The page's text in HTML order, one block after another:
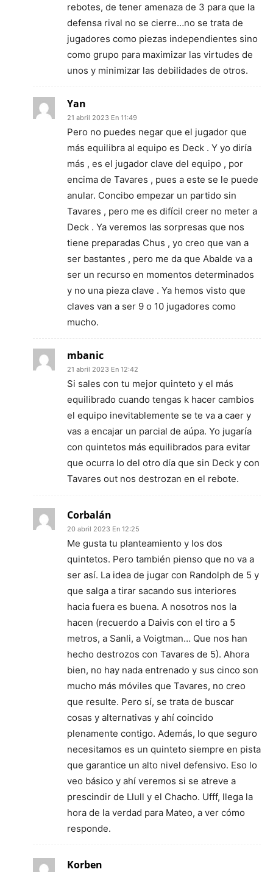
rebotes, de tener amenaza de 3 para que la
defensa rival no se cierre…no se trata de
jugadores como piezas independientes sino
como grupo para maximizar las virtudes de
unos y minimizar las debilidades de otros.
Yan
21 abril 2023 En 11:49
Pero no puedes negar que el jugador que
más equilibra al equipo es Deck . Y yo diría
más , es el jugador clave del equipo , por
encima de Tavares , pues a este se le puede
anular. Concibo empezar un partido sin
Tavares , pero me es difícil creer no meter a
Deck . Ya veremos las sorpresas que nos
tiene preparadas Chus , yo creo que van a
ser bastantes , pero me da que Abalde va a
ser un recurso en momentos determinados
y no una pieza clave . Ya hemos visto que
claves van a ser 9 o 10 jugadores como
mucho.
mbanic
21 abril 2023 En 12:42
Si sales con tu mejor quinteto y el más
equilibrado cuando tengas k hacer cambios
el equipo inevitablemente se te va a caer y
vas a encajar un parcial de aúpa. Yo jugaría
con quintetos más equilibrados para evitar
que ocurra lo del otro día que sin Deck y con
Tavares out nos destrozan en el rebote.
Corbalán
20 abril 2023 En 12:25
Me gusta tu planteamiento y los dos
quintetos. Pero también pienso que no va a
ser así. La idea de jugar con Randolph de 5 y
que salga a tirar sacando sus interiores
hacia fuera es buena. A nosotros nos la
hacen (recuerdo a Daivis con el tiro a 5
metros, a Sanli, a Voigtman… Que nos han
hecho destrozos con Tavares de 5). Ahora
bien, no hay nada entrenado y sus cinco son
mucho más móviles que Tavares, no creo
que resulte. Pero sí, se trata de buscar
cosas y alternativas y ahí coincido
plenamente contigo. Además, lo que seguro
necesitamos es un quinteto siempre en pista
que garantice un alto nivel defensivo. Eso lo
veo básico y ahí veremos si se atreve a
prescindir de Llull y el Chacho. Ufff, llega la
hora de la verdad para Mateo, a ver cómo
responde.
Korben